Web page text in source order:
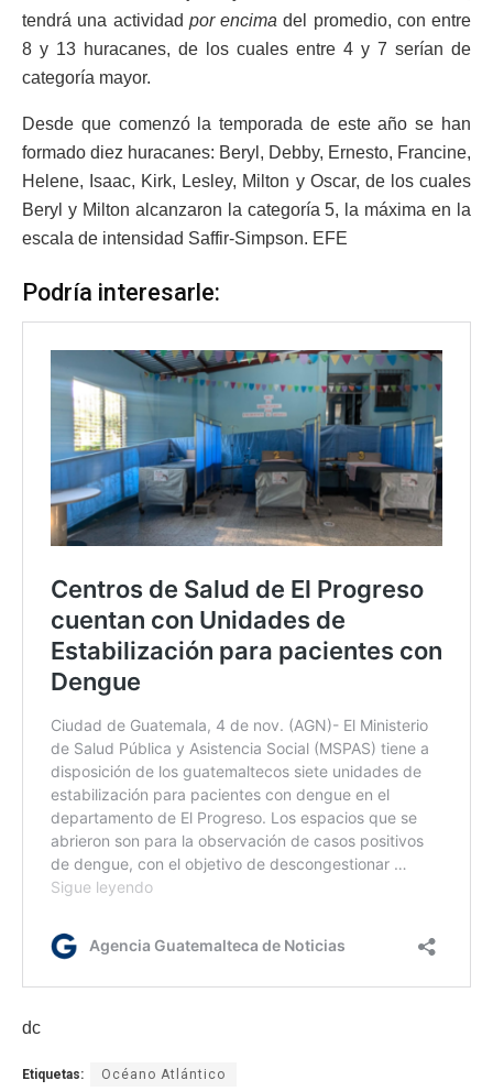
tendrá una actividad por encima del promedio, con entre
8 y 13 huracanes, de los cuales entre 4 y 7 serían de
categoría mayor.
Desde que comenzó la temporada de este año se han
formado diez huracanes: Beryl, Debby, Ernesto, Francine,
Helene, Isaac, Kirk, Lesley, Milton y Oscar, de los cuales
Beryl y Milton alcanzaron la categoría 5, la máxima en la
escala de intensidad Saffir-Simpson. EFE
Podría interesarle:
dc
Etiquetas: Océano Atlántico